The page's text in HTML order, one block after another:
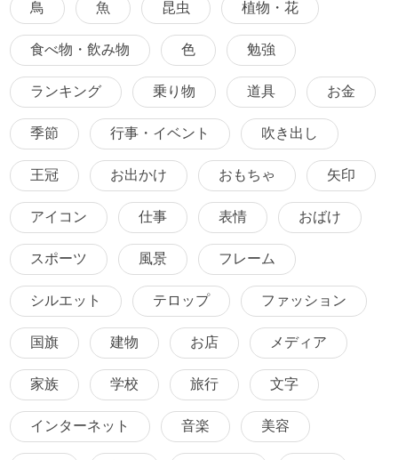
鳥 魚 昆虫 植物・花
食べ物・飲み物 色 勉強
ランキング 乗り物 道具 お金
季節 行事・イベント 吹き出し
王冠 お出かけ おもちゃ 矢印
アイコン 仕事 表情 おばけ
スポーツ 風景 フレーム
シルエット テロップ ファッション
国旗 建物 お店 メディア
家族 学校 旅行 文字
インターネット 音楽 美容